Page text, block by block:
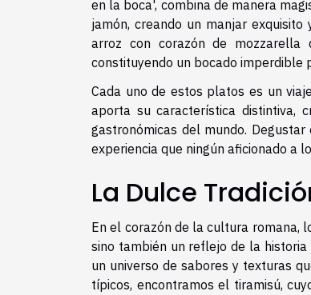
en la boca', combina de manera
jamón, creando un manjar
arroz con corazón de
constituyendo un bocado imperdible
Cada uno de estos platos es un
aporta su característica distintiva,
gastronómicas del mundo.
experiencia que ningún aficionado a
La Dulce
En el corazón de la cultura romana,
sino también un reflejo de la
un universo de sabores y texturas
típicos, encontramos el tiramisú,